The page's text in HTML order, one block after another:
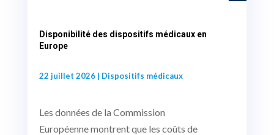
Disponibilité des dispositifs médicaux en
Europe
22 juillet 2026| Dispositifs médicaux
Les données de la Commission
Européenne montrent que les coûts de